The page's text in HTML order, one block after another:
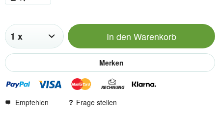
In den Warenkorb
Merken
Empfehlen Frage stellen